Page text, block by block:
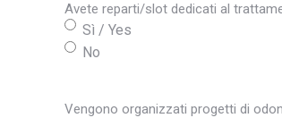
Avete reparti/slot dedicati al
Sì / Yes
No
Vengono organizzati progetti di